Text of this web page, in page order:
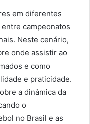
em diferentes
campeonatos
Neste cenário,
onde assistir ao
e como
e praticidade.
a dinâmica da
o
no Brasil e as